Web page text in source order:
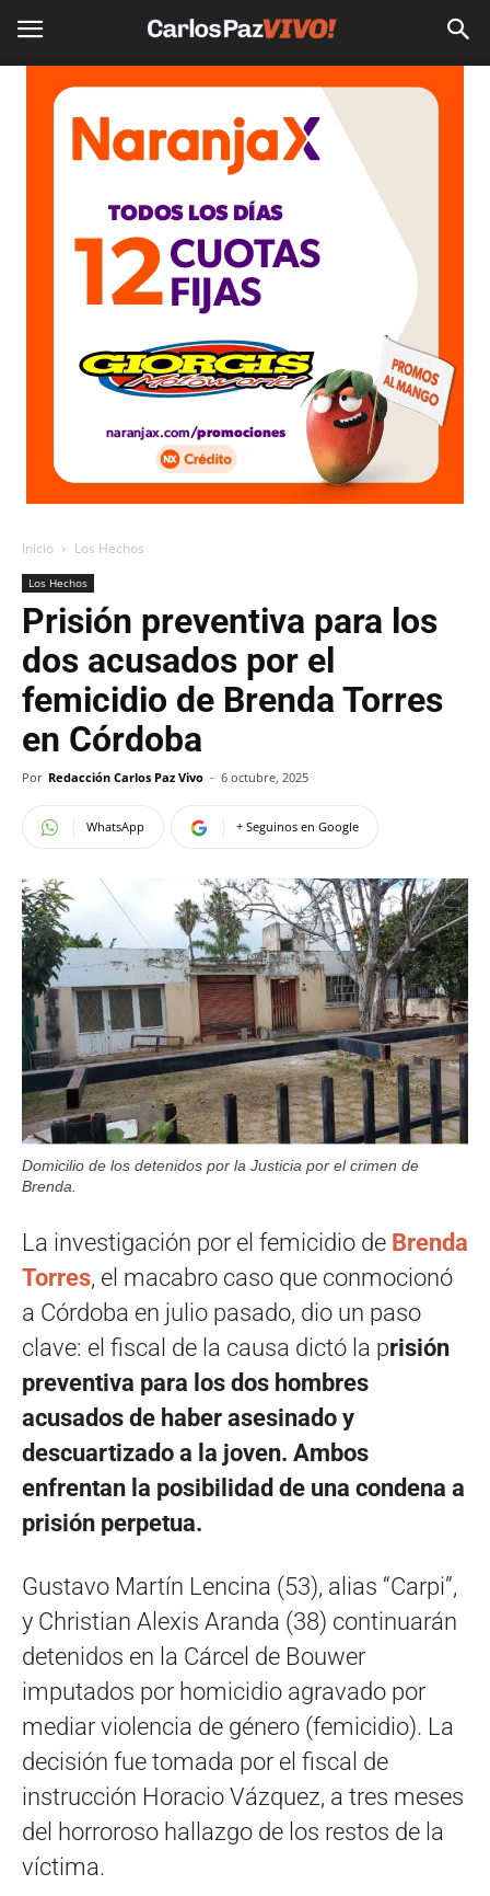
Inicio Los Hechos
Los Hechos
Prisión preventiva para los
dos acusados por el
femicidio de Brenda Torres
en Córdoba
Por Redacción Carlos Paz Vivo - 6 octubre, 2025
WhatsApp + Seguinos en Google
Domicilio de los detenidos por la Justicia por el crimen de
Brenda.
La investigación por el femicidio de Brenda
Torres, el macabro caso que conmocionó
a Córdoba en julio pasado, dio un paso
clave: el fiscal de la causa dictó la prisión
preventiva para los dos hombres
acusados de haber asesinado y
descuartizado a la joven. Ambos
enfrentan la posibilidad de una condena a
prisión perpetua.
Gustavo Martín Lencina (53), alias “Carpi”,
y Christian Alexis Aranda (38) continuarán
detenidos en la Cárcel de Bouwer
imputados por homicidio agravado por
mediar violencia de género (femicidio). La
decisión fue tomada por el fiscal de
instrucción Horacio Vázquez, a tres meses
del horroroso hallazgo de los restos de la
víctima.